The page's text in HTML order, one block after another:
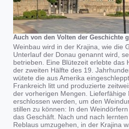
Auch von den Volten der Geschichte
Weinbau wird in der Krajina, wie die
Unterlauf der Donau genannt wird,
betrieben. Eine Blütezeit erlebte das
der zweiten Hälfte des 19.
wütete die aus Amerika
Frankreich litt und produzierte
der vorherigen Mengen. Lieferfähige
erschlossen werden, um den
stillen zu können: In den
das Geschäft. Nach und nach
Reblaus umzugehen, in der Krajina